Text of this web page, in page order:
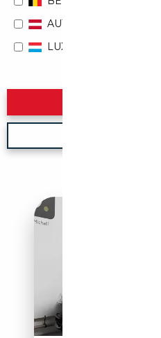
AUTRICHE
LUXEMBOURG